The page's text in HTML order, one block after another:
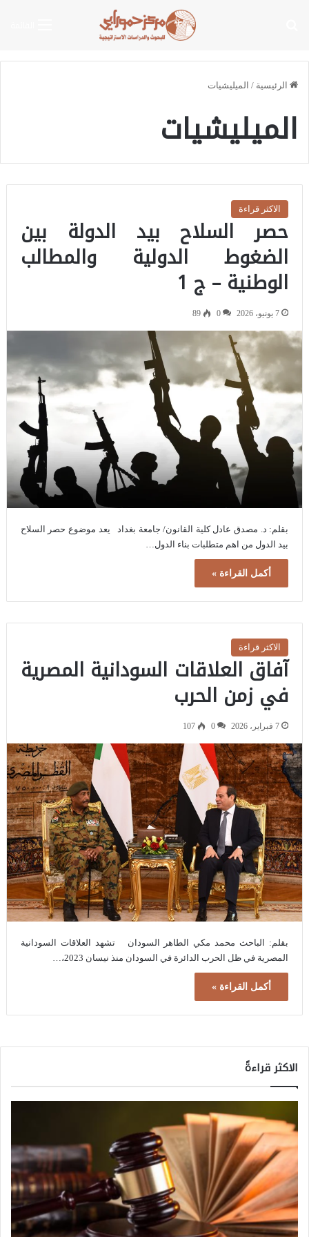
الرئيسية / الميليشيات
الميليشيات
الاكثر قراءة
حصر السلاح بيد الدولة بين
الضغوط الدولية والمطالب
الوطنية – ج 1
7 يونيو، 2026 0
89
بقلم: د. مصدق عادل كلية القانون/ جامعة بغداد يعد موضوع حصر السلاح
بيد الدول من اهم متطلبات بناء الدول…
أكمل القراءة »
الاكثر قراءة
آفاق العلاقات السودانية المصرية
في زمن الحرب
7 فبراير، 2026 0
107
بقلم: الباحث محمد مكي الطاهر السودان تشهد العلاقات السودانية
المصرية في ظل الحرب الدائرة في السودان منذ نيسان 2023،…
أكمل القراءة »
الاكثر قراءةً